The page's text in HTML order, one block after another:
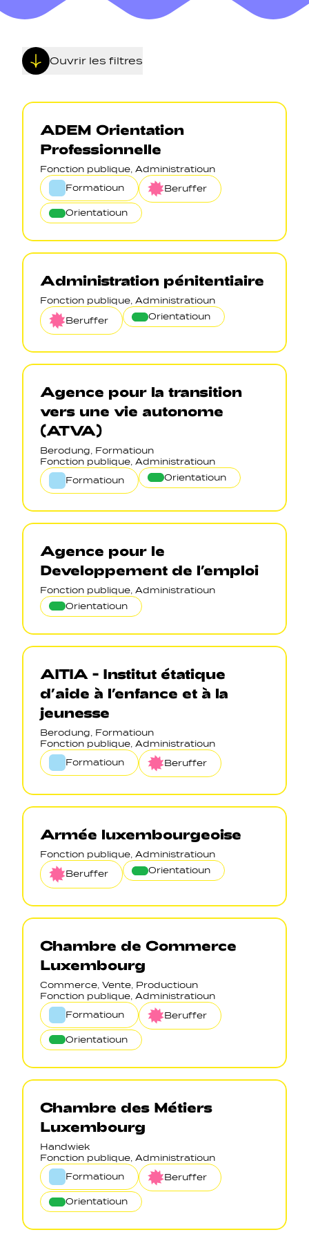
Navigation secondarie
Sozial Netzwierker
Navigation pied de page
Gérer les cookies
Ouvrir les filtres
ADEM Orientation
Professionnelle
Fonction publique, Administratioun
Formatioun
Beruffer
Orientatioun
Administration pénitentiaire
Fonction publique, Administratioun
Beruffer
Orientatioun
Agence pour la transition
vers une vie autonome
(ATVA)
Berodung, Formatioun
Fonction publique, Administratioun
Formatioun
Orientatioun
Agence pour le
Developpement de l’emploi
Fonction publique, Administratioun
Orientatioun
AITIA - Institut étatique
d’aide à l’enfance et à la
jeunesse
Berodung, Formatioun
Fonction publique, Administratioun
Formatioun
Beruffer
Armée luxembourgeoise
Fonction publique, Administratioun
Beruffer
Orientatioun
Chambre de Commerce
Luxembourg
Commerce, Vente, Productioun
Fonction publique, Administratioun
Formatioun
Beruffer
Orientatioun
Chambre des Métiers
Luxembourg
Handwiek
Fonction publique, Administratioun
Formatioun
Beruffer
Orientatioun